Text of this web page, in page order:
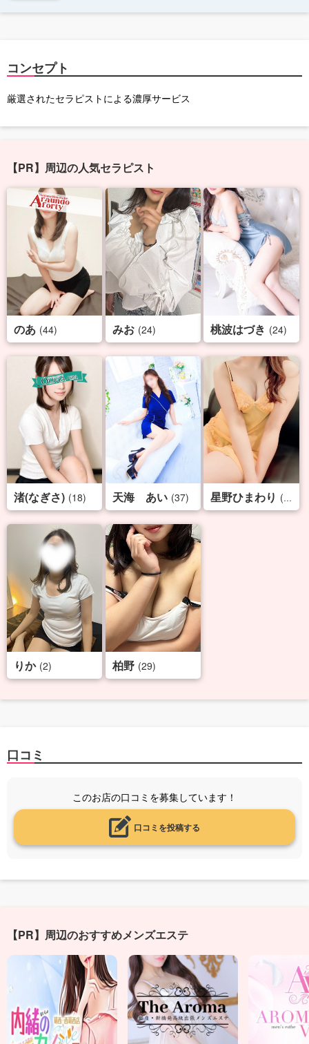
コンセプト
厳選されたセラピストによる濃厚サービス
【PR】周辺の人気セラピスト
のあ (44) みお (24) 桃波はづき (24)
渚(なぎさ) (18) 天海 あい (37) 星野ひまわり (35)
りか (2) 柏野 (29)
口コミ
このお店の口コミを募集しています！
口コミを投稿する
【PR】周辺のおすすめメンズエステ